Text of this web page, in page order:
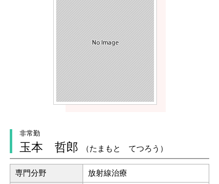
非常勤
玉本 哲郎 （たまもと てつろう）
専門分野 放射線治療